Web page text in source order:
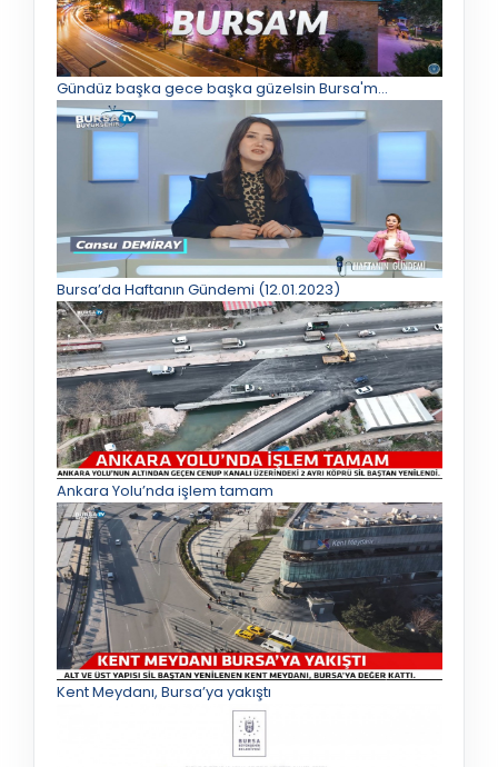
Gündüz başka gece başka güzelsin Bursa'm...
Bursa’da Haftanın Gündemi (12.01.2023)
Ankara Yolu’nda işlem tamam
Kent Meydanı, Bursa’ya yakıştı